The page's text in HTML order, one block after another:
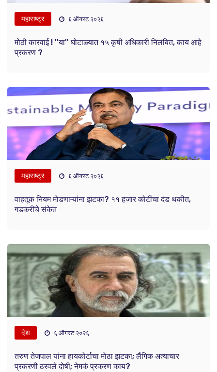
महाराष्ट्र ६ ऑगस्ट २०२६
मोठी कारवाई ! ''या'' घोटाळ्यात १५ कृषी अधिकारी निलंबित, काय आहे
प्रकरण ?
महाराष्ट्र ६ ऑगस्ट २०२६
वाहतूक नियम मोडणाऱ्यांना झटका? ११ हजार कोटींचा दंड थकीत,
गडकरींचे संकेत
देश ६ ऑगस्ट २०२६
तरुण तेजपाल यांना हायकोर्टाचा मोठा झटका; लैंगिक अत्याचार
प्रकरणी ठरवले दोषी; नेमकं प्रकरण काय?